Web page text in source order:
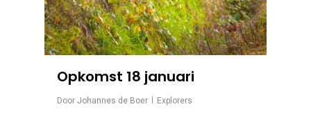
Opkomst 18 januari
Door Johannes de Boer Explorers